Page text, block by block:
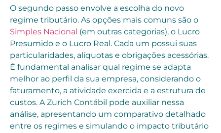
O segundo passo envolve a escolha do novo
regime tributário. As opções mais comuns são o
Simples Nacional (em outras categorias), o Lucro
Presumido e o Lucro Real. Cada um possui suas
particularidades, alíquotas e obrigações acessórias.
É fundamental analisar qual regime se adapta
melhor ao perfil da sua empresa, considerando o
faturamento, a atividade exercida e a estrutura de
custos. A Zurich Contábil pode auxiliar nessa
análise, apresentando um comparativo detalhado
entre os regimes e simulando o impacto tributário